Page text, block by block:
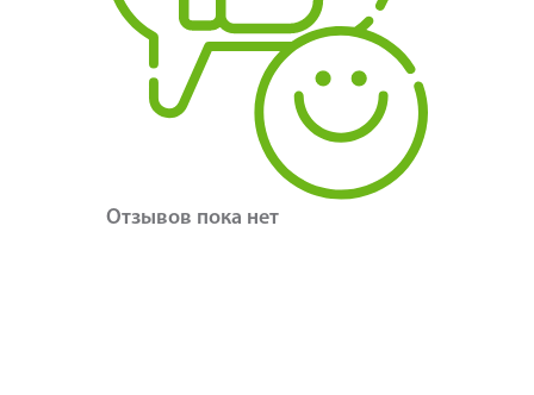
Отзывов пока нет